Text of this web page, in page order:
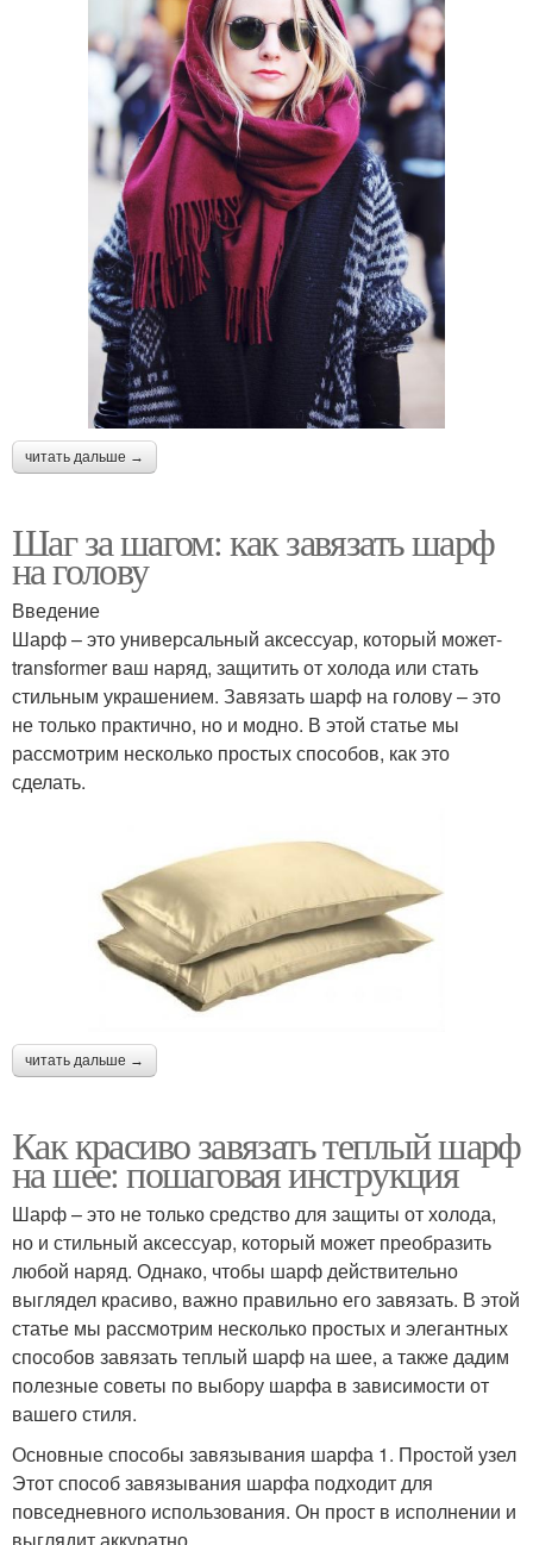
читать дальше →
Шаг за шагом: как завязать шарф
на голову
Введение
Шарф – это универсальный аксессуар, который может-
transformer ваш наряд, защитить от холода или стать
стильным украшением. Завязать шарф на голову – это
не только практично, но и модно. В этой статье мы
рассмотрим несколько простых способов, как это
сделать.
читать дальше →
Как красиво завязать теплый шарф
на шее: пошаговая инструкция
Шарф – это не только средство для защиты от холода,
но и стильный аксессуар, который может преобразить
любой наряд. Однако, чтобы шарф действительно
выглядел красиво, важно правильно его завязать. В этой
статье мы рассмотрим несколько простых и элегантных
способов завязать теплый шарф на шее, а также дадим
полезные советы по выбору шарфа в зависимости от
вашего стиля.
Основные способы завязывания шарфа 1. Простой узел
Этот способ завязывания шарфа подходит для
повседневного использования. Он прост в исполнении и
выглядит аккуратно.